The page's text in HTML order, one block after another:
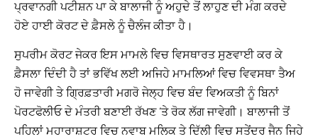
ਪ੍ਰਵਾਨਗੀ ਪਟੀਸ਼ਨ ਪਾ ਕੇ ਬਾਲਾਜੀ ਨੂੰ ਅਹੁਦੇ ਤੋਂ ਲਾਹੁਣ ਦੀ ਮੰਗ ਕਰਦੇ
ਹੋਏ ਹਾਈ ਕੋਰਟ ਦੇ ਫ਼ੈਸਲੇ ਨੂੰ ਚੈਲੰਜ ਕੀਤਾ ਹੈ।
ਸੁਪਰੀਮ ਕੋਰਟ ਜੇਕਰ ਇਸ ਮਾਮਲੇ ਵਿਚ ਵਿਸਥਾਰਤ ਸੁਣਵਾਈ ਕਰ ਕੇ
ਫ਼ੈਸਲਾ ਦਿੰਦੀ ਹੈ ਤਾਂ ਭਵਿੱਖ ਲਈ ਅਜਿਹੇ ਮਾਮਲਿਆਂ ਵਿਚ ਵਿਵਸਥਾ ਤੈਅ
ਹੋ ਜਾਵੇਗੀ ਤੇ ਗਿ੍ਰਫ਼ਤਾਰੀ ਮਗਰੋ ਜੇਲ੍ਹ ਵਿਚ ਬੰਦ ਵਿਅਕਤੀ ਨੂੰ ਬਿਨਾਂ
ਪੋਰਟਫੋਲੀਓ ਦੇ ਮੰਤਰੀ ਬਣਾਈ ਰੱਖਣ ’ਤੇ ਰੋਕ ਲੱਗ ਜਾਵੇਗੀ। ਬਾਲਾਜੀ ਤੋਂ
ਪਹਿਲਾਂ ਮਹਾਰਾਸ਼ਟਰ ਵਿਚ ਨਵਾਬ ਮਲਿਕ ਤੇ ਦਿੱਲੀ ਵਿਚ ਸਤੇਂਦਰ ਜੈਨ ਜਿਹੇ